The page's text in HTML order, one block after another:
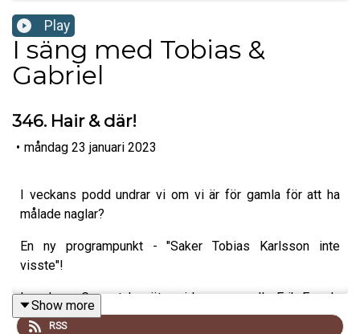
Play
I säng med Tobias &
Gabriel
346. Hair & där!
• måndag 23 januari 2023
I veckans podd undrar vi om vi är för gamla för att ha
målade naglar?
En ny programpunkt - "Saker Tobias Karlsson inte
visste"!
I veckans Gaywatch möter vi homosexuella Erik Engelv
vars familj förskjutit honom då de tillhör Jehovas Vittnen.
Show more
RSS